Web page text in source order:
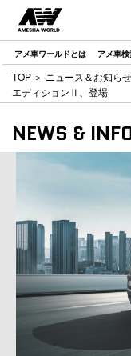
アメ車ワールドとは アメ車
TOP ＞ ニュース＆お知らせ
エディションⅡ、登場
NEWS &